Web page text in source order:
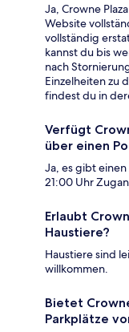
Ja, Crowne
Website
vollständig
kannst du bis
nach
Einzelheiten zu
findest du in
Verfügt
über einen
Ja, es gibt
21:00 Uhr
Erlaubt
Haustiere?
Haustiere sind
willkommen.
Bietet
Parkplätze